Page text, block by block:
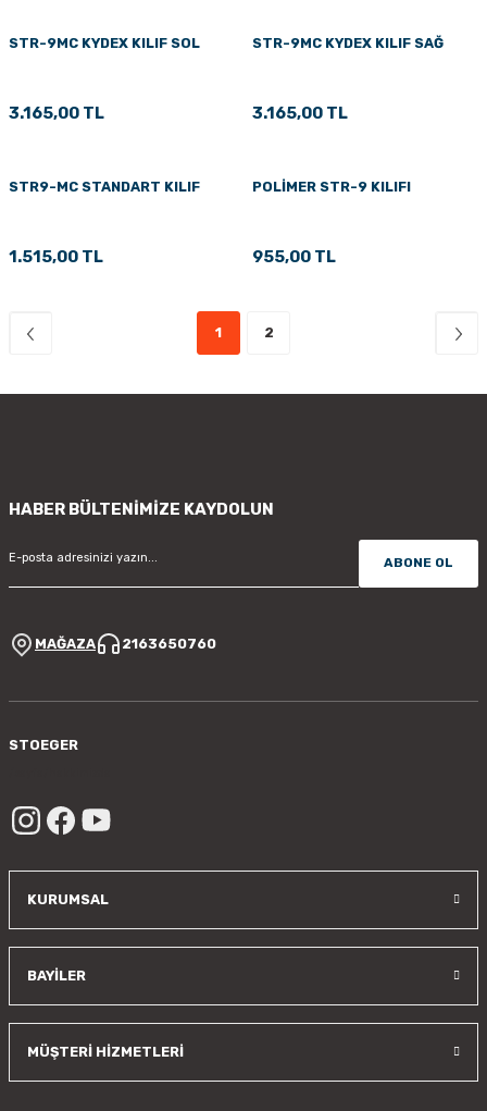
STR-9MC KYDEX KILIF SOL
3.165,00 TL
STR-9MC KYDEX KILIF SAĞ
3.165,00 TL
STR9-MC STANDART KILIF
1.515,00 TL
POLİMER STR-9 KILIFI
955,00 TL
1 2
HABER BÜLTENİMİZE KAYDOLUN
ABONE OL
MAĞAZA 2163650760
STOEGER
KURUMSAL
BAYİLER
MÜŞTERİ HİZMETLERİ